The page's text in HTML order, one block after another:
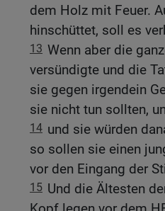
dem Holz mit Feuer.
hinschüttet, soll es
13 Wenn aber die
versündigte und die
sie gegen irgendein
sie nicht tun sollten,
14 und sie würden
so sollen sie einen
vor den Eingang der
15 Und die Ältesten